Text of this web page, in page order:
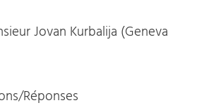
Kurbalija (Geneva
Réponses